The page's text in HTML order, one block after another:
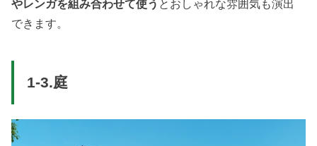
やレンガを組み合わせて使う とおしゃれな雰囲気も演出
できます。
1-3.庭